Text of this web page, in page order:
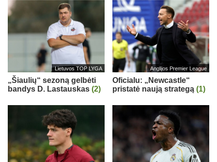
Lietuvos TOP LYGA
„Šiaulių“ sezoną gelbėti
bandys D. Lastauskas (2)
Anglijos Premier League
Oficialu: „Newcastle“
pristatė naują strategą (1)